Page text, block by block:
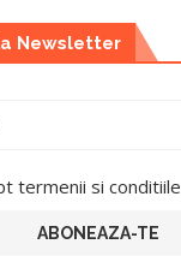
Newsletter
termenii si conditiile